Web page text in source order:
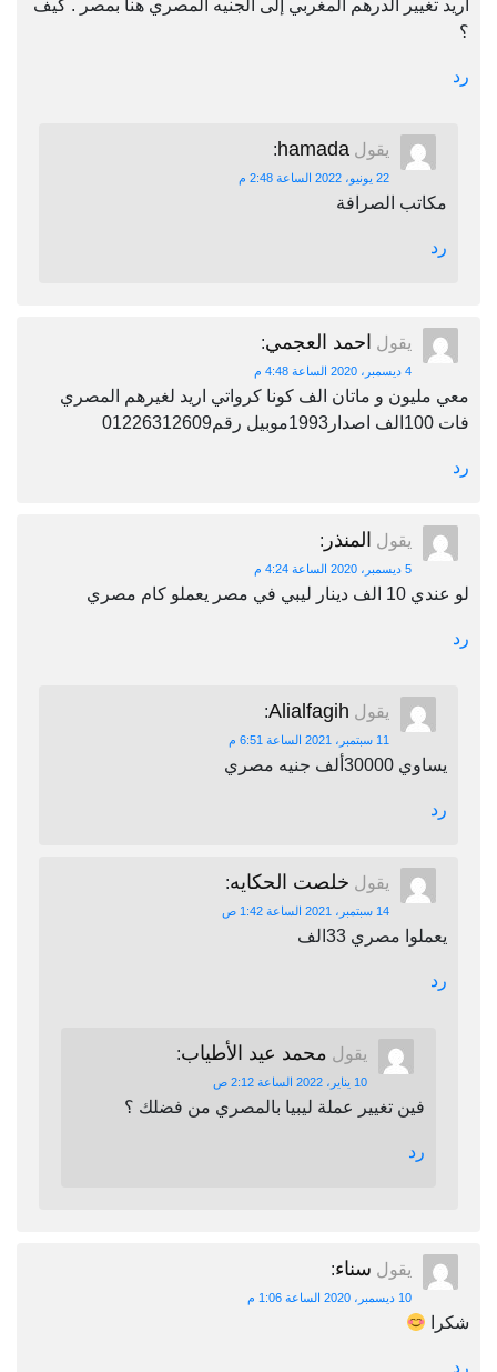
اريد تغيير الدرهم المغربي إلى الجنيه المصري هنا بمصر . كيف
؟
رد
يقول hamada
:
22 يونيو، 2022 الساعة 2:48 م
مكاتب الصرافة
رد
يقول احمد العجمي:
4 ديسمبر، 2020 الساعة 4:48 م
معي مليون و ماتان الف كونا كرواتي اريد لغيرهم المصري
فات 100الف اصدار1993موبيل رقم01226312609
رد
يقول المنذر :
5 ديسمبر، 2020 الساعة 4:24 م
لو عندي 10 الف دينار ليبي في مصر يعملو كام مصري
رد
يقول Alialfagih
:
11 سبتمبر، 2021 الساعة 6:51 م
يساوي 30000ألف جنيه مصري
رد
يقول خلصت الحكايه:
14 سبتمبر، 2021 الساعة 1:42 ص
يعملوا مصري 33الف
رد
يقول محمد عيد الأطياب:
10 يناير، 2022 الساعة 2:12 ص
فين تغيير عملة ليبيا بالمصري من فضلك ؟
رد
يقول سناء:
10 ديسمبر، 2020 الساعة 1:06 م
شكرا
رد